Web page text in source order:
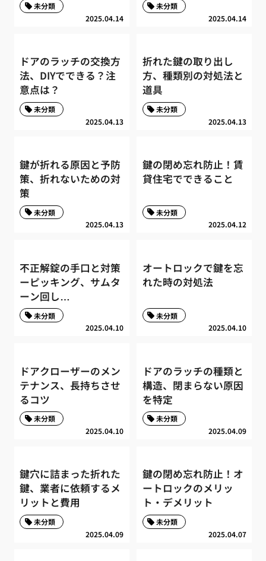
2025.04.14
未分類
2025.04.14
未分類
ドアのラッチの交換方
法、DIYでできる？注
意点は？
2025.04.13
未分類
折れた鍵の取り出し
方、種類別の対処法と
道具
2025.04.13
未分類
鍵が折れる原因と予防
策、折れないための対
策
2025.04.13
未分類
鍵の閉め忘れ防止！賃
貸住宅でできること
2025.04.12
未分類
不正解錠の手口と対策
ーピッキング、サムタ
ーン回し…
2025.04.10
未分類
オートロックで鍵を忘
れた時の対処法
2025.04.10
未分類
ドアクローザーのメン
テナンス、長持ちさせ
るコツ
2025.04.10
未分類
ドアのラッチの種類と
構造、閉まらない原因
を特定
2025.04.09
未分類
鍵穴に詰まった折れた
鍵、業者に依頼するメ
リットと費用
2025.04.09
未分類
鍵の閉め忘れ防止！オ
ートロックのメリッ
ト・デメリット
2025.04.07
未分類